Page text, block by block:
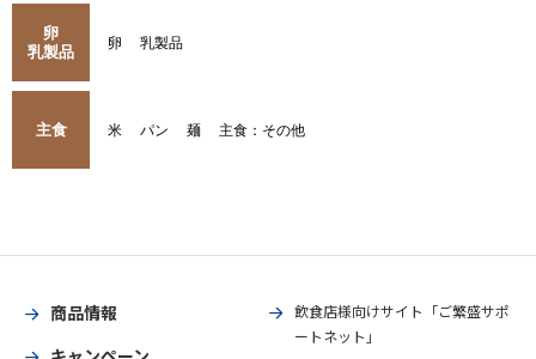
卵
乳製品
卵 乳製品
主食 米 パン 麺 主食：その他
商品情報
飲食店様向けサイト「ご繁盛サポ
ートネット」